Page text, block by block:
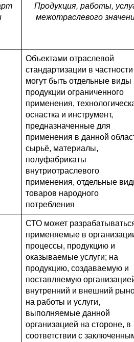
Продукция, работы,
межотраслевого
Объектами отраслевой
стандартизации в частности
могут быть отдельные виды
продукции ограниченного
применения,
оснастка и инструмент,
предназначенные для
применения в данной
сырьё, материалы,
полуфабрикаты
внутриотраслевого
применения, отдельные
товаров народного
потребления
СТО может
применяемые в
процессы, продукцию и
оказываемые услуги; на
продукцию, создаваемую и
поставляемую
внутренний и внешний
на работы и услуги,
выполняемые данной
организацией на стороне, в
соответствии с